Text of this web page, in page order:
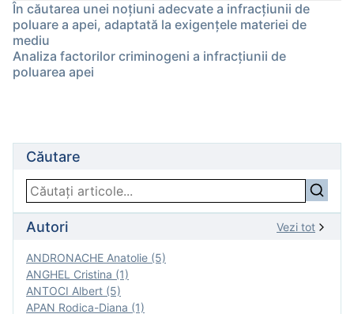
În căutarea unei noțiuni adecvate a infracțiunii de
poluare a apei, adaptată la exigențele materiei de
mediu
Analiza factorilor criminogeni a infracțiunii de
poluarea apei
Căutare
Autori Vezi tot
ANDRONACHE Anatolie (5)
ANGHEL Cristina (1)
ANTOCI Albert (5)
APAN Rodica-Diana (1)